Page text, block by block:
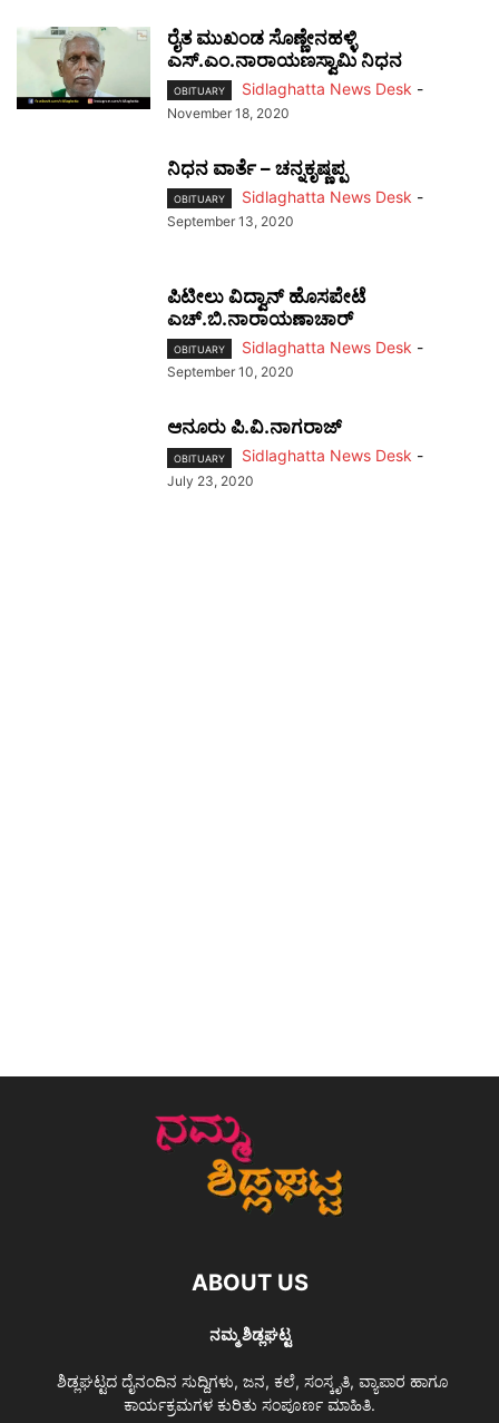
ರೈತ ಮುಖಂಡ ಸೊಣ್ಣೇನಹಳ್ಳಿ
ಎಸ್.ಎಂ.ನಾರಾಯಣಸ್ವಾಮಿ ನಿಧನ
OBITUARY Sidlaghatta News Desk -
November 18, 2020
ನಿಧನ ವಾರ್ತೆ – ಚನ್ನಕೃಷ್ಣಪ್ಪ
OBITUARY Sidlaghatta News Desk -
September 13, 2020
ಪಿಟೀಲು ವಿದ್ವಾನ್ ಹೊಸಪೇಟೆ
ಎಚ್.ಬಿ.ನಾರಾಯಣಾಚಾರ್
OBITUARY Sidlaghatta News Desk -
September 10, 2020
ಆನೂರು ಪಿ.ವಿ.ನಾಗರಾಜ್
OBITUARY Sidlaghatta News Desk -
July 23, 2020
ABOUT US
ನಮ್ಮ ಶಿಡ್ಲಘಟ್ಟ
ಶಿಡ್ಲಘಟ್ಟದ ದೈನಂದಿನ ಸುದ್ದಿಗಳು, ಜನ, ಕಲೆ, ಸಂಸ್ಕೃತಿ, ವ್ಯಾಪಾರ ಹಾಗೂ
ಕಾರ್ಯಕ್ರಮಗಳ ಕುರಿತು ಸಂಪೂರ್ಣ ಮಾಹಿತಿ.